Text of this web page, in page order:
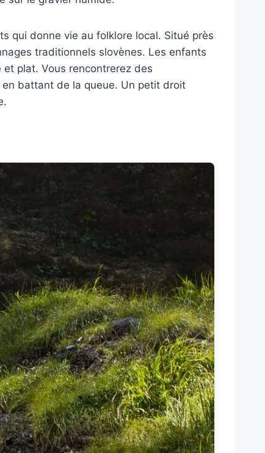
qui donne vie au folklore local. Situé près
traditionnels slovènes. Les enfants
plat. Vous rencontrerez des
battant de la queue. Un petit droit